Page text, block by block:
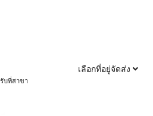
เลือกที่อยู่จัดส่ง
รับที่สาขา